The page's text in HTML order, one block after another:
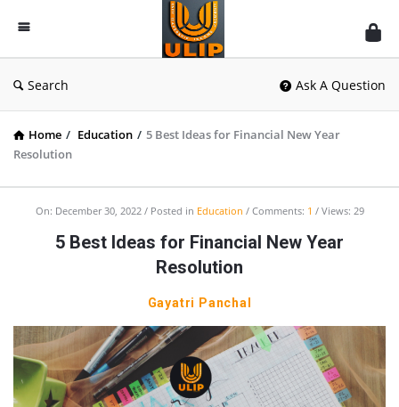
UlipIndia
Discussion
Forum
Search Ask A Question
Home / Education / 5 Best Ideas for Financial New Year
Resolution
On: December 30, 2022 Posted in Education Comments: 1 Views: 29
5 Best Ideas for Financial New Year
Resolution
Gayatri Panchal